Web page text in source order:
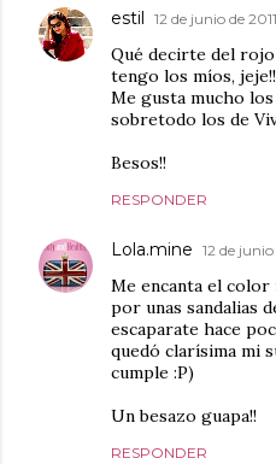
estil 12 de junio de
Qué decirte del rojo
tengo los míos, jeje!!
Me gusta mucho
sobretodo los de
Besos!!
RESPONDER
Lola.mine 12 de junio
Me encanta el
por unas sandalias
escaparate hace
quedó clarísima mi
cumple :P)
Un besazo guapa!!
RESPONDER